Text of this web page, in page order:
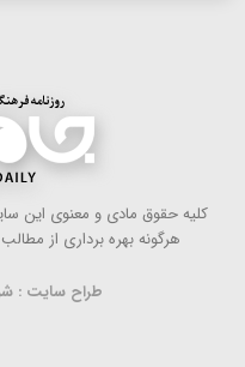
كلیه حقوق مادی و معنوی این
هرگونه بهره ‌برداری از
طراح سایت :